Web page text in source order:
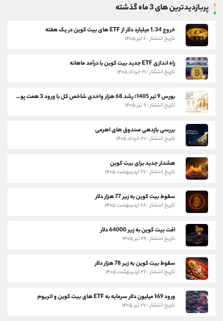
پربازدیدترین های 3 ماه گذشته
خروج 1.34 میلیارد دلار از ETF های بیت کوین در یک هفته
تاریخ انتشار : ۶ تیر ۱۴۰۵
راه اندازی ETF جدید بیت کوین با درآمد ماهانه
تاریخ انتشار : ۲۱ خرداد ۱۴۰۵
بورس 9 تیر 1405؛ رشد 68 هزار واحدی شاخص کل با ورود 3 همت پول حقیقی
تاریخ انتشار : ۹ تیر ۱۴۰۵
بررسی بازدهی صندوق های اهرمی
تاریخ انتشار : ۲۰ خرداد ۱۴۰۵
هشدار جدید برای بیت کوین
تاریخ انتشار : ۲۷ اردیبهشت ۱۴۰۵
سقوط بیت کوین به زیر 77 هزار دلار
تاریخ انتشار : ۲۸ اردیبهشت ۱۴۰۵
افت بیت کوین به زیر 64000 دلار
تاریخ انتشار : ۲۹ تیر ۱۴۰۵
سقوط بیت کوین به زیر 78 هزار دلار
تاریخ انتشار : ۲۶ اردیبهشت ۱۴۰۵
ورود 169 میلیون دلار سرمایه به ETF های بیت کوین و اتریوم
تاریخ انتشار : ۲۷ تیر ۱۴۰۵